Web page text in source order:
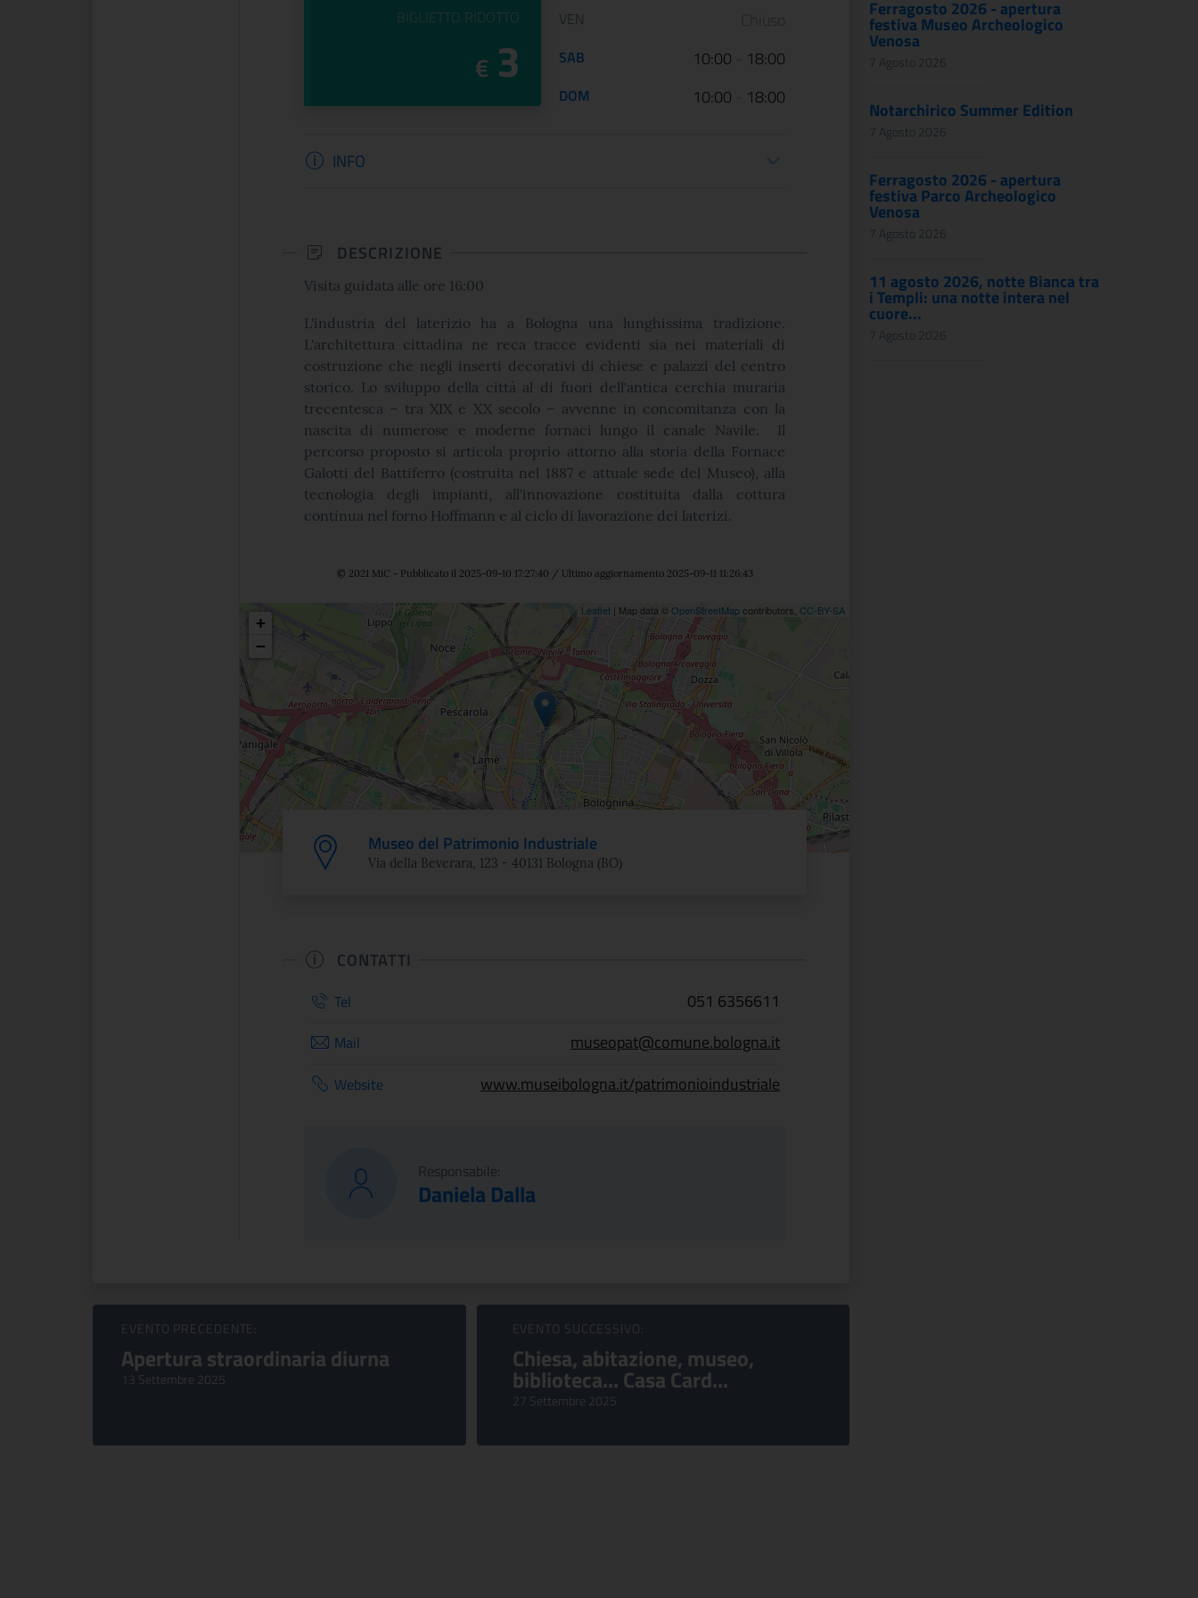
PREZZO DEL
BIGLIETTO RIDOTTO
€3
VEN
SAB 10:00 18:00
DOM 10:00 18:00
Informazioni biglietteria
INFO
DESCRIZIONE
Visita guidata alle ore 16:00
L'industria del laterizio ha a Bologna una lunghissima tradizione.
L'architettura cittadina ne reca tracce evidenti sia nei materiali di
costruzione che negli inserti decorativi di chiese e palazzi del centro
storico. Lo sviluppo della città al di fuori dell'antica cerchia muraria
trecentesca – tra XIX e XX secolo – avvenne in concomitanza con la
nascita di numerose e moderne fornaci lungo il canale Navile. Il
percorso proposto si articola proprio attorno alla storia della Fornace
Galotti del Battiferro (costruita nel 1887 e attuale sede del Museo), alla
tecnologia degli impianti, all'innovazione costituita dalla cottura
continua nel forno Hoffmann e al ciclo di lavorazione dei laterizi.
© 2021 MiC - Pubblicato il 2025-09-10 17:27:40 / Ultimo aggiornamento 2025-09-11 11:26:43
Posizione
+
−
Leaflet | Map data © OpenStreetMapcontributors, CC-BY-SA
Museo del Patrimonio Industriale
Via della Beverara, 123 - 40131 Bologna (BO)
CONTATTI
Tel 051 6356611
Mail museopat@comune.bologna.it
Website www.museibologna.it/patrimonioindustriale
Responsabile:
Daniela Dalla
Sfoglia Eventi
EVENTO PRECEDENTE:
Apertura straordinaria diurna
13 Settembre 2025
EVENTO SUCCESSIVO:
Chiesa, abitazione, museo,
biblioteca... Casa Card...
27 Settembre 2025
Ferragosto 2026 - apertura
festiva Museo Archeologico
Venosa
7 Agosto 2026
Notarchirico Summer Edition
7 Agosto 2026
Ferragosto 2026 - apertura
festiva Parco Archeologico
Venosa
7 Agosto 2026
11 agosto 2026, notte Bianca tra
i Templi: una notte intera nel
cuore...
7 Agosto 2026